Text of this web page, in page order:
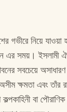
গভীরে নিয়ে
এর সময়। ইসলামী
সবচেয়ে অসাধারণ
ক্ষমতা এবং তাঁর
বা